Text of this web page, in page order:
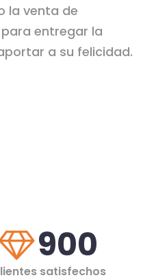
la venta de
entregar la
a su felicidad.
900
satisfechos